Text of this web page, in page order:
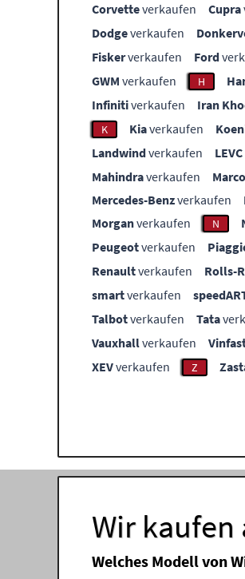
Corvetteverkaufen Cupra
Dodgeverkaufen
Fiskerverkaufen Ford
GWM verkaufen H
Infinitiverkaufen Iran
K Kiaverkaufen
Landwindverkaufen LEVC
Mahindraverkaufen
Mercedes-Benzverkaufen
Morganverkaufen N
Peugeotverkaufen
Renaultverkaufen Rolls-
smartverkaufen
Talbotverkaufen Tata
Vauxhallverkaufen
XEVverkaufen Z
Wir kaufen
Welches Modell von